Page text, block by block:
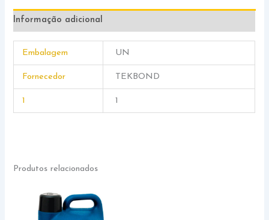
Informação adicional
Embalagem UN
Fornecedor TEKBOND
1 1
Produtos relacionados